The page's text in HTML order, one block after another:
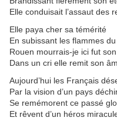
Elle conduisait l’assaut des
Elle paya cher sa témérité
En subissant les flammes
Rouen mourrais-je ici fut
Dans un cri elle remit son
Aujourd’hui les Français
Par la vision d’un pays
Se remémorent ce passé
Et rêvent d’un héros